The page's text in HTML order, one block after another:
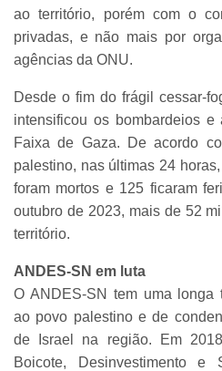
ao território, porém com o
privadas, e não mais por
agências da ONU.
Desde o fim do frágil cessar-
intensificou os bombardeios e
Faixa de Gaza. De acordo
palestino, nas últimas 24
foram mortos e 125 ficaram
outubro de 2023, mais de 52
território.
ANDES-SN em luta
O ANDES-SN tem uma longa
ao povo palestino e de
de Israel na região. Em
Boicote, Desinvestimento e